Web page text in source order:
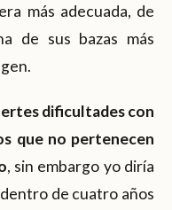
más adecuada, de
de sus bazas más
dificultades con
que no pertenecen
, sin embargo yo diría
de cuatro años